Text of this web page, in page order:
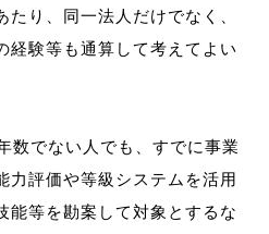
り、同一法人だけでなく、
経験等も通算して考えてよい
数でない人でも、すでに事業
力評価や等級システムを活用
能等を勘案して対象とするな